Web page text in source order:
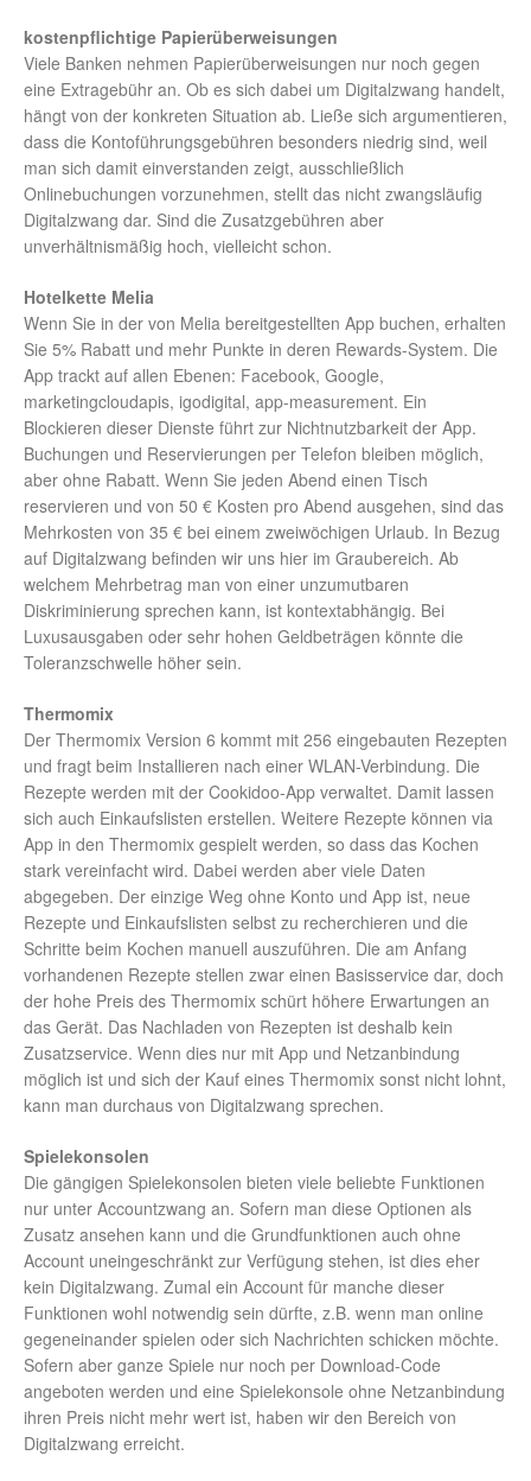
kostenpflichtige Papierüberweisungen
Viele Banken nehmen Papierüberweisungen nur noch gegen
eine Extragebühr an. Ob es sich dabei um Digitalzwang handelt,
hängt von der konkreten Situation ab. Ließe sich argumentieren,
dass die Kontoführungsgebühren besonders niedrig sind, weil
man sich damit einverstanden zeigt, ausschließlich
Onlinebuchungen vorzunehmen, stellt das nicht zwangsläufig
Digitalzwang dar. Sind die Zusatzgebühren aber
unverhältnismäßig hoch, vielleicht schon.
Hotelkette Melia
Wenn Sie in der von Melia bereitgestellten App buchen, erhalten
Sie 5% Rabatt und mehr Punkte in deren Rewards-System. Die
App trackt auf allen Ebenen: Facebook, Google,
marketingcloudapis, igodigital, app-measurement. Ein
Blockieren dieser Dienste führt zur Nichtnutzbarkeit der App.
Buchungen und Reservierungen per Telefon bleiben möglich,
aber ohne Rabatt. Wenn Sie jeden Abend einen Tisch
reservieren und von 50 € Kosten pro Abend ausgehen, sind das
Mehrkosten von 35 € bei einem zweiwöchigen Urlaub. In Bezug
auf Digitalzwang befinden wir uns hier im Graubereich. Ab
welchem Mehrbetrag man von einer unzumutbaren
Diskriminierung sprechen kann, ist kontextabhängig. Bei
Luxusausgaben oder sehr hohen Geldbeträgen könnte die
Toleranzschwelle höher sein.
Thermomix
Der Thermomix Version 6 kommt mit 256 eingebauten Rezepten
und fragt beim Installieren nach einer WLAN-Verbindung. Die
Rezepte werden mit der Cookidoo-App verwaltet. Damit lassen
sich auch Einkaufslisten erstellen. Weitere Rezepte können via
App in den Thermomix gespielt werden, so dass das Kochen
stark vereinfacht wird. Dabei werden aber viele Daten
abgegeben. Der einzige Weg ohne Konto und App ist, neue
Rezepte und Einkaufslisten selbst zu recherchieren und die
Schritte beim Kochen manuell auszuführen. Die am Anfang
vorhandenen Rezepte stellen zwar einen Basisservice dar, doch
der hohe Preis des Thermomix schürt höhere Erwartungen an
das Gerät. Das Nachladen von Rezepten ist deshalb kein
Zusatzservice. Wenn dies nur mit App und Netzanbindung
möglich ist und sich der Kauf eines Thermomix sonst nicht lohnt,
kann man durchaus von Digitalzwang sprechen.
Spielekonsolen
Die gängigen Spielekonsolen bieten viele beliebte Funktionen
nur unter Accountzwang an. Sofern man diese Optionen als
Zusatz ansehen kann und die Grundfunktionen auch ohne
Account uneingeschränkt zur Verfügung stehen, ist dies eher
kein Digitalzwang. Zumal ein Account für manche dieser
Funktionen wohl notwendig sein dürfte, z.B. wenn man online
gegeneinander spielen oder sich Nachrichten schicken möchte.
Sofern aber ganze Spiele nur noch per Download-Code
angeboten werden und eine Spielekonsole ohne Netzanbindung
ihren Preis nicht mehr wert ist, haben wir den Bereich von
Digitalzwang erreicht.